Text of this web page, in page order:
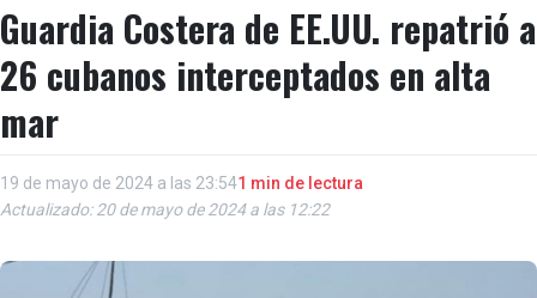
Guardia Costera de EE.UU. repatrió a
26 cubanos interceptados en alta
mar
19 de mayo de 2024 a las 23:541 min de lectura
Actualizado: 20 de mayo de 2024 a las 12:22